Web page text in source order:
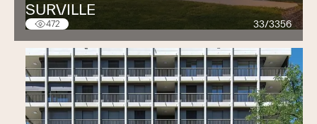
SURVILLE
472 33/3356